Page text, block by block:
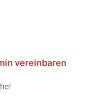
vereinbaren